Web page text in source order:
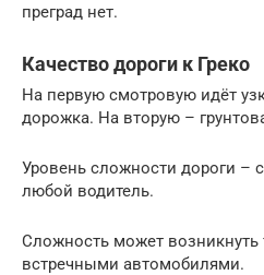
преград нет.
Качество дороги к Греко
На первую смотровую идёт
дорожка. На вторую –
Уровень сложности дороги –
любой водитель.
Сложность может возникнуть
встречными автомобилями.